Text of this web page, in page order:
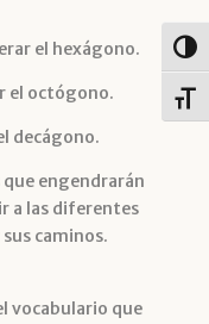
el hexágono.
el octógono.
decágono.
que engendrarán
a las diferentes
caminos.
vocabulario que